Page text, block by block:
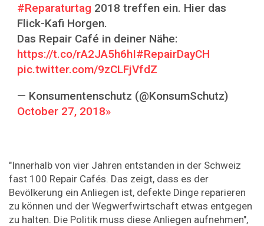
#Reparaturtag 2018 treffen ein. Hier das
Flick-Kafi Horgen.
Das Repair Café in deiner Nähe:
https://t.co/rA2JA5h6hI#RepairDayCH
pic.twitter.com/9zCLFjVfdZ
— Konsumentenschutz (@KonsumSchutz)
October 27, 2018
"Innerhalb von vier Jahren entstanden in der Schweiz
fast 100 Repair Cafés. Das zeigt, dass es der
Bevölkerung ein Anliegen ist, defekte Dinge reparieren
zu können und der Wegwerfwirtschaft etwas entgegen
zu halten. Die Politik muss diese Anliegen aufnehmen",